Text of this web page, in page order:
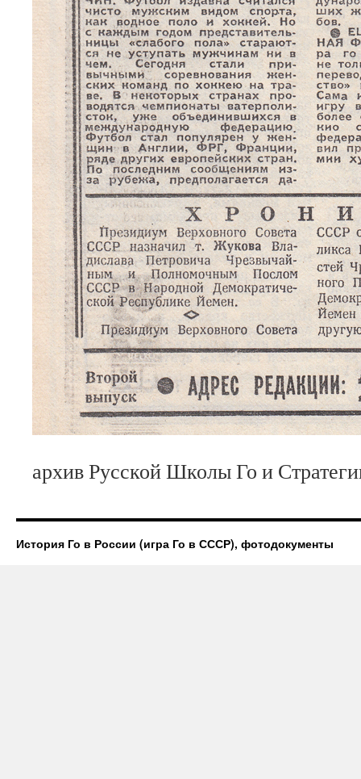
архив Русской Школы Го и
История Го в России (игра Го в СССР), фотодокументы